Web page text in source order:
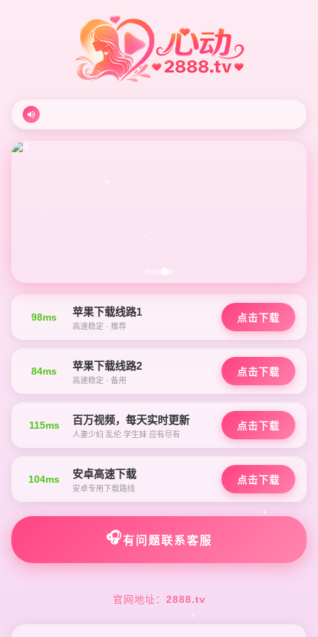
98ms 苹果下载线路1
高速稳定 · 推荐
点击下载
84ms 苹果下载线路2
高速稳定 · 备用
点击下载
115ms 百万视频，每天实时更新
人妻少妇 乱伦 学生妹 应有尽有
点击下载
104ms 安卓高速下载
安卓专用下载路线
点击下载
🎧有问题联系客服
官网地址： 2888.tv